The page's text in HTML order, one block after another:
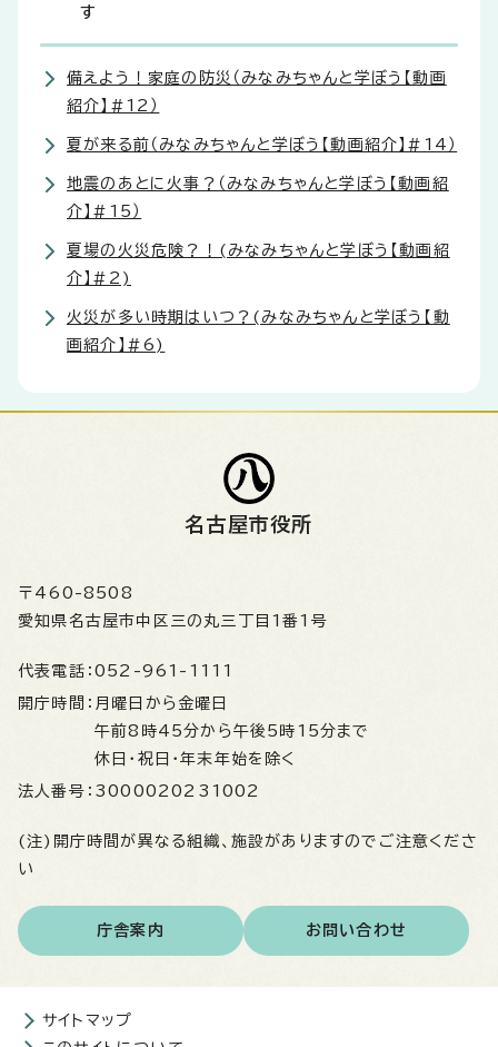
す
備えよう！家庭の防災（みなみちゃんと学ぼう【動画
紹介】#12）
夏が来る前（みなみちゃんと学ぼう【動画紹介】#14）
地震のあとに火事？（みなみちゃんと学ぼう【動画紹
介】#15）
夏場の火災危険？！(みなみちゃんと学ぼう【動画紹
介】#2)
火災が多い時期はいつ？(みなみちゃんと学ぼう【動
画紹介】#6)
名古屋市役所
〒460-8508
愛知県名古屋市中区三の丸三丁目1番1号
代表電話： 052-961-1111
開庁時間： 月曜日から金曜日
午前8時45分から午後5時15分まで
休日・祝日・年末年始を除く
法人番号： 3000020231002
(注)開庁時間が異なる組織、施設がありますのでご注意くださ
い
庁舎案内 お問い合わせ
サイトマップ